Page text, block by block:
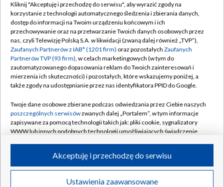
TVP
Abonament TVP
Emisja w TVP
Centrum informacji TVP
Naziemna Telewizja Cyfrowa
Rada Programowa
System NOS
Informacje o nadawcy
Program dla prasy
Regulamin TVP
Polityka prywatności
Moje zgody
Pomoc
Kontakt
Kanały
©2026 Telewizja Polska S.A. w likwidacji
Kliknij "Akceptuję i przechodzę do serwisu", aby wyrazić zgody na
korzystanie z technologii automatycznego śledzenia i zbierania danych,
dostęp do informacji na Twoim urządzeniu końcowym i ich
przechowywanie oraz na przetwarzanie Twoich danych osobowych przez
nas, czyli Telewizję Polską S.A. w likwidacji (zwaną dalej również „TVP”),
Zaufanych Partnerów z IAB* (1201 firm) oraz pozostałych Zaufanych
Partnerów TVP (93 firm), w celach marketingowych (w tym do
zautomatyzowanego dopasowania reklam do Twoich zainteresowań i
mierzenia ich skuteczności) i pozostałych, które wskazujemy poniżej, a
także zgody na udostępnianie przez nas identyfikatora PPID do Google.
Twoje dane osobowe zbierane podczas odwiedzania przez Ciebie naszych
poszczególnych serwisówzwanych dalej „Portalem”, w tym informacje
zapisywane za pomocą technologii takich jak: pliki cookie, sygnalizatory
WWW lub innych podobnych technologii umożliwiających świadczenie
ruchu w Internecie.
Twoje dane osobowe zbierane podczas odwiedzania przez Ciebie
Ustawienia zaawansowane
Akceptuję i przechodzę do serwisu